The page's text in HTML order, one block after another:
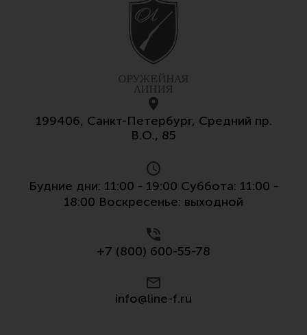
199406, Санкт-Петербург, Средний пр.
В.О., 85
Будние дни: 11:00 - 19:00 Суббота: 11:00 -
18:00 Воскресенье: выходной
+7 (800) 600-55-78
info@line-f.ru